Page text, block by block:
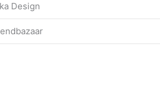
Design